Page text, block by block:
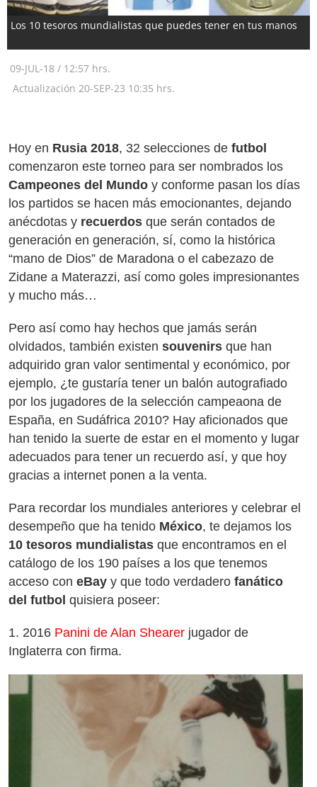
Los 10 tesoros mundialistas que puedes tener en tus manos
09-JUL-18 / 12:57 hrs.
Actualización 20-SEP-23 10:35 hrs.
Hoy en Rusia 2018, 32 selecciones de futbol
comenzaron este torneo para ser nombrados los
Campeones del Mundo y conforme pasan los días
los partidos se hacen más emocionantes, dejando
anécdotas y recuerdos que serán contados de
generación en generación, sí, como la histórica
“mano de Dios” de Maradona o el cabezazo de
Zidane a Materazzi, así como goles impresionantes
y mucho más…
Pero así como hay hechos que jamás serán
olvidados, también existen souvenirs que han
adquirido gran valor sentimental y económico, por
ejemplo, ¿te gustaría tener un balón autografiado
por los jugadores de la selección campeaona de
España, en Sudáfrica 2010? Hay aficionados que
han tenido la suerte de estar en el momento y lugar
adecuados para tener un recuerdo así, y que hoy
gracias a internet ponen a la venta.
Para recordar los mundiales anteriores y celebrar el
desempeño que ha tenido México, te dejamos los
10 tesoros mundialistas que encontramos en el
catálogo de los 190 países a los que tenemos
acceso con eBay y que todo verdadero fanático
del futbol quisiera poseer:
1. 2016 Panini de Alan Shearer jugador de
Inglaterra con firma.